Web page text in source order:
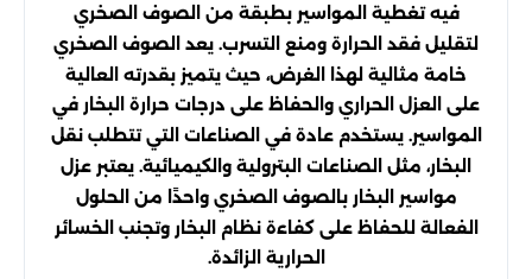
فيه تغطية المواسير بطبقة من الصوف الصخري
لتقليل فقد الحرارة ومنع التسرب. يعد الصوف الصخري
خامة مثالية لهذا الغرض، حيث يتميز بقدرته العالية
على العزل الحراري والحفاظ على درجات حرارة البخار في
المواسير. يستخدم عادة في الصناعات التي تتطلب نقل
البخار، مثل الصناعات البترولية والكيميائية. يعتبر عزل
مواسير البخار بالصوف الصخري واحدًا من الحلول
الفعالة للحفاظ على كفاءة نظام البخار وتجنب الخسائر
الحرارية الزائدة.